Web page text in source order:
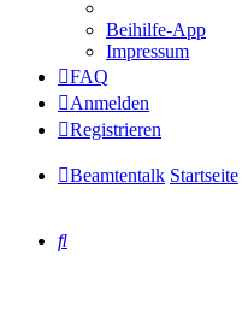
Beihilfe-App
Impressum
FAQ
Anmelden
Registrieren
Beamtentalk Startseite
Suche